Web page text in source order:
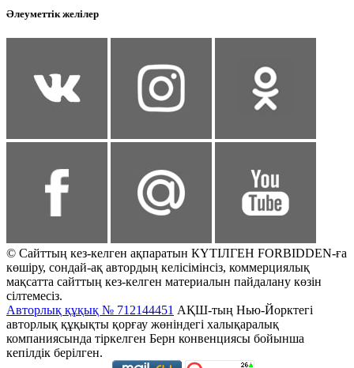
Әлеуметтік желілер
© Сайттың кез-келген ақпаратын КҮТІЛГЕН FORBIDDEN-ға
көшіру, сондай-ақ автордың келісімінсіз, коммерциялық
мақсатта сайттың кез-келген материалын пайдалану көзін
сілтемесіз.
Авторлық құқық № 712144451 АҚШ-тың Нью-Йорктегі
авторлық құқықты қорғау жөніндегі халықаралық
компаниясында тіркелген Берн конвенциясы бойынша
кепілдік берілген.